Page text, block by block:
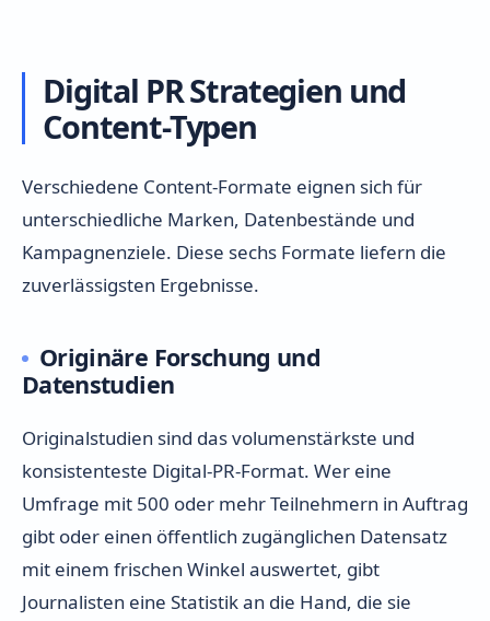
Digital PR Strategien und
Content-Typen
Verschiedene Content-Formate eignen sich für
unterschiedliche Marken, Datenbestände und
Kampagnenziele. Diese sechs Formate liefern die
zuverlässigsten Ergebnisse.
Originäre Forschung und
Datenstudien
Originalstudien sind das volumenstärkste und
konsistenteste Digital-PR-Format. Wer eine
Umfrage mit 500 oder mehr Teilnehmern in Auftrag
gibt oder einen öffentlich zugänglichen Datensatz
mit einem frischen Winkel auswertet, gibt
Journalisten eine Statistik an die Hand, die sie